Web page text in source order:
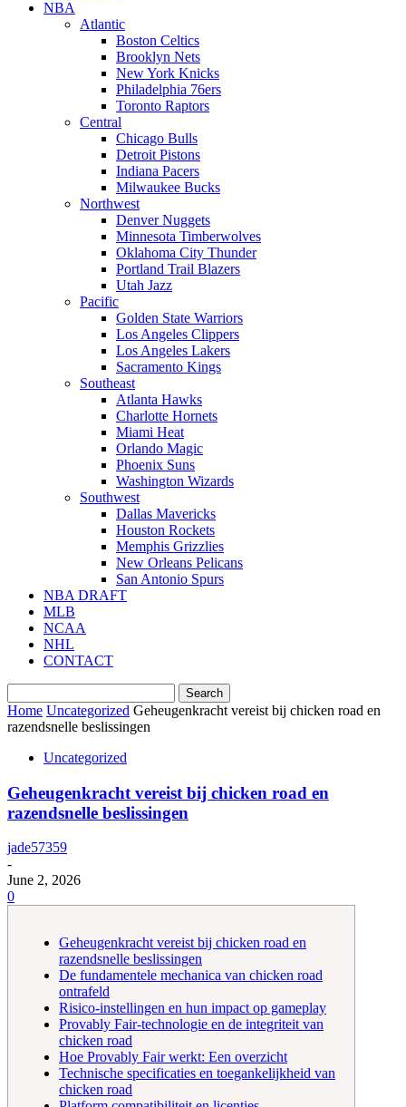
NBA
Atlantic
Boston Celtics
Brooklyn Nets
New York Knicks
Philadelphia 76ers
Toronto Raptors
Central
Chicago Bulls
Detroit Pistons
Indiana Pacers
Milwaukee Bucks
Northwest
Denver Nuggets
Minnesota Timberwolves
Oklahoma City Thunder
Portland Trail Blazers
Utah Jazz
Pacific
Golden State Warriors
Los Angeles Clippers
Los Angeles Lakers
Sacramento Kings
Southeast
Atlanta Hawks
Charlotte Hornets
Miami Heat
Orlando Magic
Phoenix Suns
Washington Wizards
Southwest
Dallas Mavericks
Houston Rockets
Memphis Grizzlies
New Orleans Pelicans
San Antonio Spurs
NBA DRAFT
MLB
NCAA
NHL
CONTACT
Home Uncategorized Geheugenkracht vereist bij chicken road en
razendsnelle beslissingen
Uncategorized
Geheugenkracht vereist bij chicken road en
razendsnelle beslissingen
jade57359
-
June 2, 2026
0
Geheugenkracht vereist bij chicken road en
razendsnelle beslissingen
De fundamentele mechanica van chicken road
ontrafeld
Risico-instellingen en hun impact op gameplay
Provably Fair-technologie en de integriteit van
chicken road
Hoe Provably Fair werkt: Een overzicht
Technische specificaties en toegankelijkheid van
chicken road